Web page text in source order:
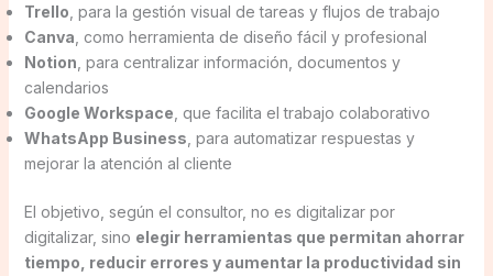
Trello, para la gestión visual de tareas y flujos de trabajo
Canva, como herramienta de diseño fácil y profesional
Notion, para centralizar información, documentos y
calendarios
Google Workspace, que facilita el trabajo colaborativo
WhatsApp Business, para automatizar respuestas y
mejorar la atención al cliente
El objetivo, según el consultor, no es digitalizar por
digitalizar, sino elegir herramientas que permitan ahorrar
tiempo, reducir errores y aumentar la productividad sin